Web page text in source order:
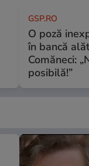
GSP.RO
O poză
în bancă
Comăneci:
posibilă!”